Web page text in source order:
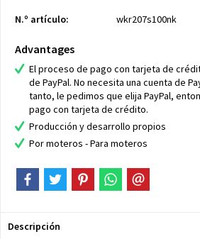
N.º artículo: wkr207s100nk
Advantages
El proceso de pago con tarjeta de
de PayPal. No necesita una cuenta de
tanto, le pedimos que elija PayPal,
pago con tarjeta de crédito.
Producción y desarrollo propios
Por moteros - Para moteros
Descripción